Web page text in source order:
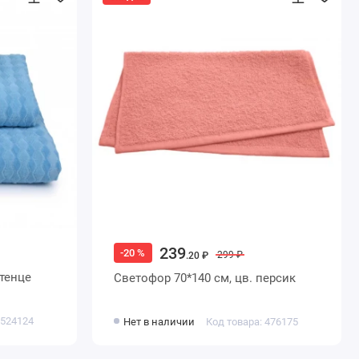
-20 % 239.20 ₽ 299 ₽
Светофор 70*140 см, цв. персик
Нет в наличии Код товара: 476175